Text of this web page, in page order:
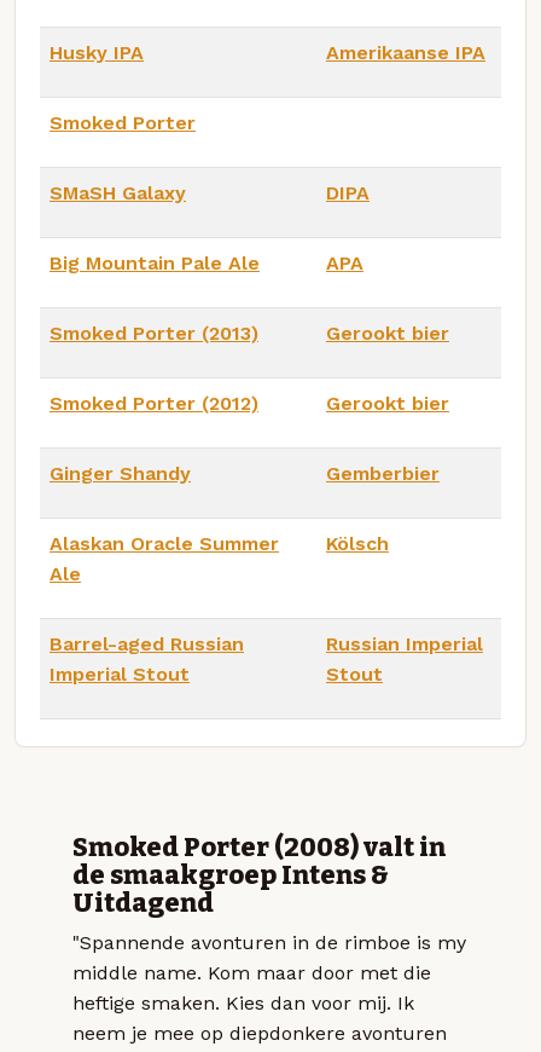
Husky IPA Amerikaanse IPA
Smoked Porter
SMaSH Galaxy DIPA
Big Mountain Pale Ale APA
Smoked Porter (2013) Gerookt bier
Smoked Porter (2012) Gerookt bier
Ginger Shandy Gemberbier
Alaskan Oracle Summer
Ale
Kölsch
Barrel-aged Russian
Imperial Stout
Russian Imperial
Stout
Smoked Porter (2008) valt in
de smaakgroep Intens &
Uitdagend
"Spannende avonturen in de rimboe is my
middle name. Kom maar door met die
heftige smaken. Kies dan voor mij. Ik
neem je mee op diepdonkere avonturen